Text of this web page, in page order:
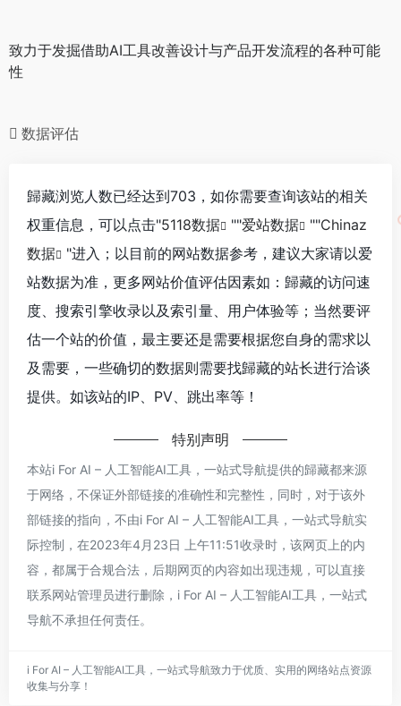
致力于发掘借助AI工具改善设计与产品开发流程的各种可能
性
数据评估
歸藏浏览人数已经达到703，如你需要查询该站的相关
权重信息，可以点击"5118数据 ""爱站数据 ""Chinaz
数据
"进入；以目前的网站数据参考，建议大家请以爱
站数据为准，更多网站价值评估因素如：歸藏的访问速
度、搜索引擎收录以及索引量、用户体验等；当然要评
估一个站的价值，最主要还是需要根据您自身的需求以
及需要，一些确切的数据则需要找歸藏的站长进行洽谈
提供。如该站的IP、PV、跳出率等！
特别声明
本站i For AI – 人工智能AI工具，一站式导航提供的歸藏都来源
于网络，不保证外部链接的准确性和完整性，同时，对于该外
部链接的指向，不由i For AI – 人工智能AI工具，一站式导航实
际控制，在2023年4月23日 上午11:51收录时，该网页上的内
容，都属于合规合法，后期网页的内容如出现违规，可以直接
联系网站管理员进行删除，i For AI – 人工智能AI工具，一站式
导航不承担任何责任。
i For AI – 人工智能AI工具，一站式导航致力于优质、实用的网络站点资源
收集与分享！